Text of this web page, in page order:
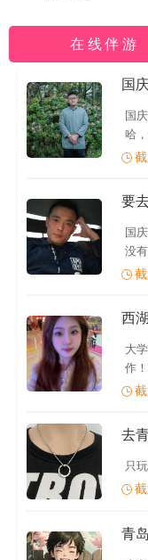
在 线 伴 游
国
哈
要
国
没
西
大
作
只
青